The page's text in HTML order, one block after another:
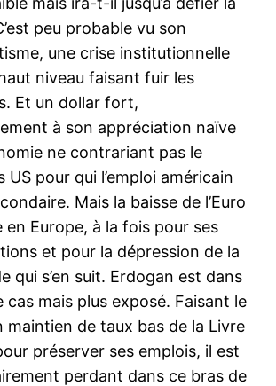
peu probable vu son
une crise institutionnelle
niveau faisant fuir les
Et un dollar fort,
à son appréciation naïve
ne contrariant pas le
US pour qui l’emploi américain
Mais la baisse de l’Euro
en Europe, à la fois pour ses
et pour la dépression de la
qui s’en suit. Erdogan est dans
cas mais plus exposé. Faisant le
maintien de taux bas de la Livre
préserver ses emplois, il est
perdant dans ce bras de